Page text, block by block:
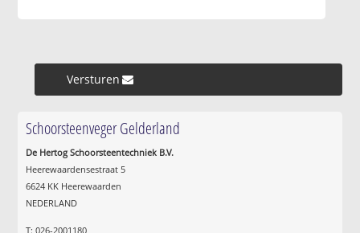
Versturen »
Schoorsteenveger Gelderland
De Hertog Schoorsteentechniek B.V.
Heerewaardensestraat 5
6624 KK Heerewaarden
NEDERLAND
T: 026-2001180